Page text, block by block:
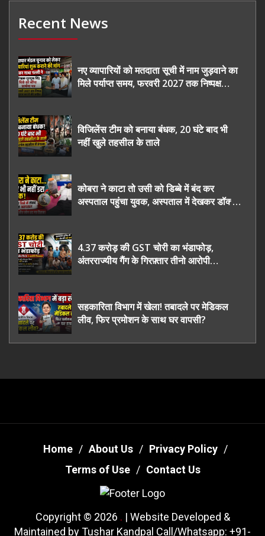
Recent News
नए व्यापारियों को मतदाता सूची में नाम जुड़वाने का
मिले पर्याप्त समय, फरवरी 2027 तक निष्पक्ष
विजिलेंस टीम को बनाया बंधक, 20 घंटे बाद भी
नहीं खुले तहसील के ताले
कोबरा ने काटा तो उसी को डिब्बे में बंद कर
अस्पताल पहुंचा युवक, अस्पताल में देखकर डॉक्टर
4.37 करोड़ की GST चोरी का भंडाफोड़,
अंतरराज्यीय गैंग के गिरफ़्तार तीनो आरोपी
सहकारिता विभाग में खेला! तबादले पर मेडिकल
लीव, फिर प्रमोशन के साथ घर वापसी?
Home About Us
Privacy Policy
Terms of Use
Contact Us
Copyright © 2026 . | Website Developed &
Maintained by Tushar Kandpal Call/Whatsapp: +91-